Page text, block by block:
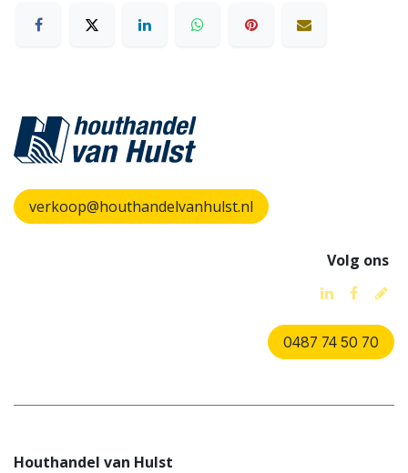
verkoop@houthandelvanhulst.nl
Volg ons
0487 74 50 70
Houthandel van Hulst